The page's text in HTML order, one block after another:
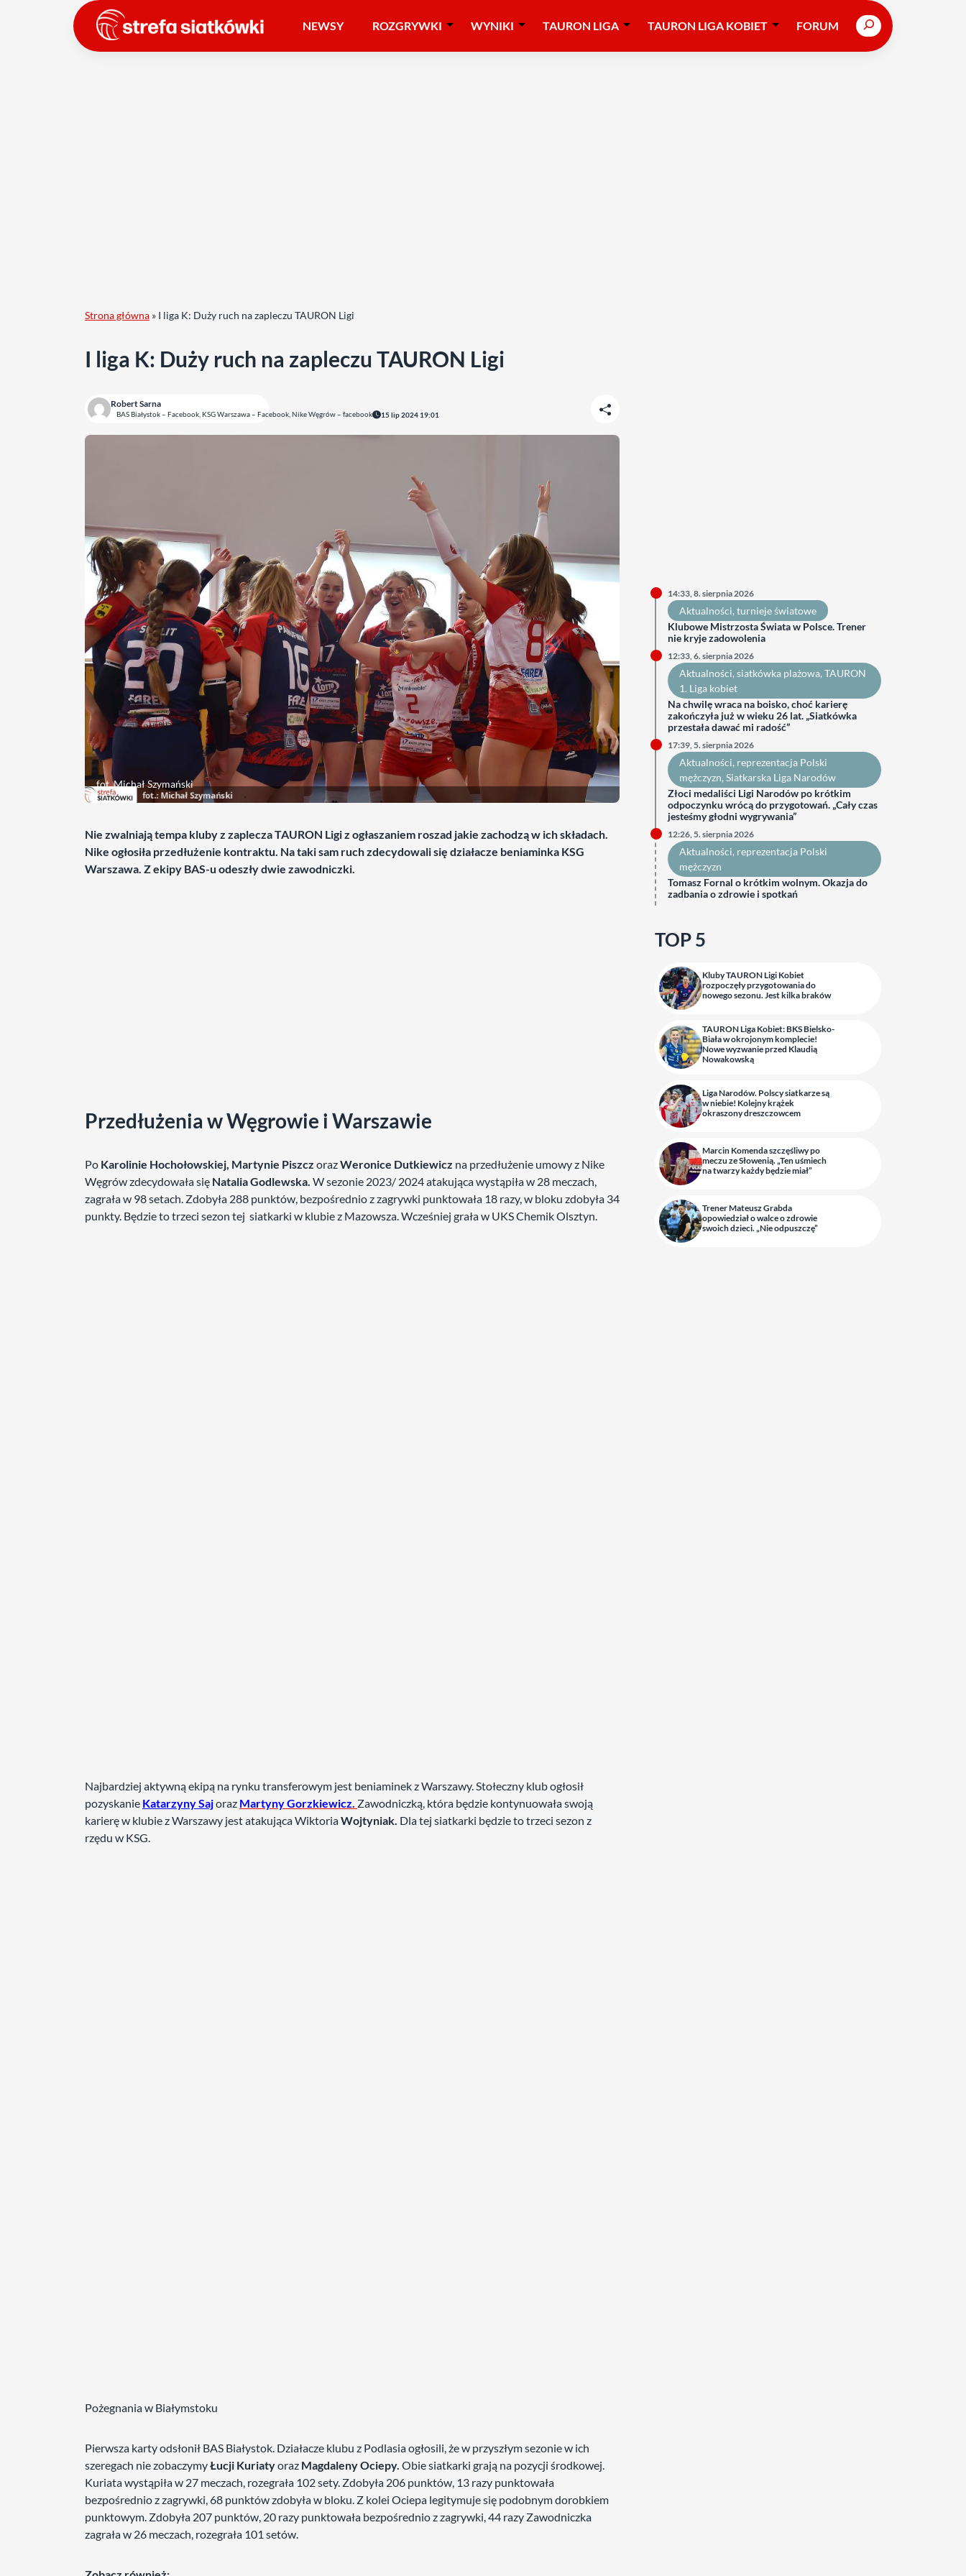
NEWSY ROZGRYWKI WYNIKI TAURON LIGA TAURON LIGA KOBIET FORUM Search
Strona główna » I liga K: Duży ruch na zapleczu TAURON Ligi
I liga K: Duży ruch na zapleczu TAURON Ligi
Robert Sarna
BAS Białystok – Facebook, KSG Warszawa – Facebook, Nike Węgrów – facebook 15 lip 2024 19:01
fot. Michał Szymański
Nie zwalniają tempa kluby z zaplecza TAURON Ligi z ogłaszaniem roszad jakie zachodzą w ich składach.
Nike ogłosiła przedłużenie kontraktu. Na taki sam ruch zdecydowali się działacze beniaminka KSG
Warszawa. Z ekipy BAS-u odeszły dwie zawodniczki.
Przedłużenia w Węgrowie i Warszawie
Po Karolinie Hochołowskiej, Martynie Piszcz orazWeronice Dutkiewicz na przedłużenie umowy z Nike
Węgrów zdecydowała się Natalia Godlewska. W sezonie 2023/ 2024 atakująca wystąpiła w 28 meczach,
zagrała w 98 setach. Zdobyła 288 punktów, bezpośrednio z zagrywki punktowała 18 razy, w bloku zdobyła 34
punkty. Będzie to trzeci sezon tej siatkarki w klubie z Mazowsza. Wcześniej grała w UKS Chemik Olsztyn.
Najbardziej aktywną ekipą na rynku transferowym jest beniaminek z Warszawy. Stołeczny klub ogłosił
pozyskanie Katarzyny Sajoraz Martyny Gorzkiewicz. Zawodniczką, która będzie kontynuowała swoją
karierę w klubie z Warszawy jest atakująca WiktoriaWojtyniak. Dla tej siatkarki będzie to trzeci sezon z
rzędu w KSG.
Pożegnania w Białymstoku
Pierwsza karty odsłonił BAS Białystok. Działacze klubu z Podlasia ogłosili, że w przyszłym sezonie w ich
szeregach nie zobaczymyŁucji Kuriatyoraz Magdaleny Ociepy. Obie siatkarki grają na pozycji środkowej.
Kuriata wystąpiła w 27 meczach, rozegrała 102 sety. Zdobyła 206 punktów, 13 razy punktowała
bezpośrednio z zagrywki, 68 punktów zdobyła w bloku. Z kolei Ociepa legitymuje się podobnym dorobkiem
punktowym. Zdobyła 207 punktów, 20 razy punktowała bezpośrednio z zagrywki, 44 razy Zawodniczka
zagrała w 26 meczach, rozegrała 101 setów.
14:33, 8. sierpnia 2026
Aktualności, turnieje światowe
Klubowe Mistrzosta Świata w Polsce. Trener
nie kryje zadowolenia
12:33, 6. sierpnia 2026
Aktualności, siatkówka plażowa, TAURON
1. Liga kobiet
Na chwilę wraca na boisko, choć karierę
zakończyła już w wieku 26 lat. „Siatkówka
przestała dawać mi radość”
17:39, 5. sierpnia 2026
Aktualności, reprezentacja Polski
mężczyzn, Siatkarska Liga Narodów
Złoci medaliści Ligi Narodów po krótkim
odpoczynku wrócą do przygotowań. „Cały czas
jesteśmy głodni wygrywania”
12:26, 5. sierpnia 2026
Aktualności, reprezentacja Polski
mężczyzn
Tomasz Fornal o krótkim wolnym. Okazja do
zadbania o zdrowie i spotkań
TOP 5
Kluby TAURON Ligi Kobiet
rozpoczęły przygotowania do
nowego sezonu. Jest kilka braków
TAURON Liga Kobiet: BKS Bielsko-
Biała w okrojonym komplecie!
Nowe wyzwanie przed Klaudią
Nowakowską
Liga Narodów. Polscy siatkarze są
w niebie! Kolejny krążek
okraszony dreszczowcem
Marcin Komenda szczęśliwy po
meczu ze Słowenią. „Ten uśmiech
na twarzy każdy będzie miał”
Trener Mateusz Grabda
opowiedział o walce o zdrowie
swoich dzieci. „Nie odpuszczę”